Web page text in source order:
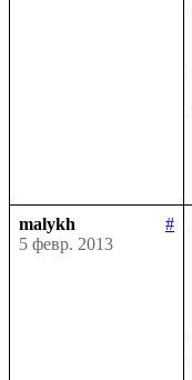
malykh
#
5 февр. 2013